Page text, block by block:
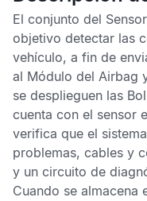
El conjunto del
objetivo detectar las
vehículo, a fin de
al Módulo del Airbag
se desplieguen las
cuenta con el sensor
verifica que el
problemas, cables y
y un circuito de
Cuando se almacena